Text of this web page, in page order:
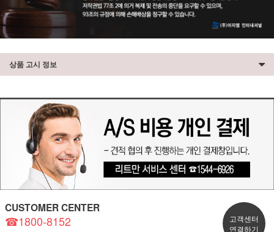
상품 고시 정보
CUSTOMER CENTER
☎1800-8152
고객센터
연결하기